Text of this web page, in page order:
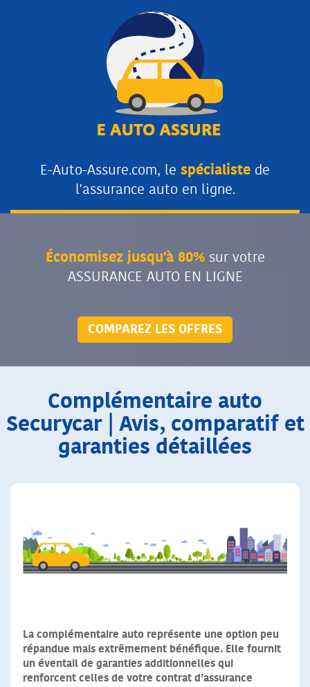
E-Auto-Assure.com, le spécialiste de
l'assurance auto en ligne.
Économisez jusqu'à 80% sur votre
ASSURANCE AUTO EN LIGNE
COMPAREZ LES OFFRES
Complémentaire auto
Securycar | Avis, comparatif et
garanties détaillées
La complémentaire auto représente une option peu
répandue mais extrêmement bénéfique. Elle fournit
un éventail de garanties additionnelles qui
renforcent celles de votre contrat d’assurance